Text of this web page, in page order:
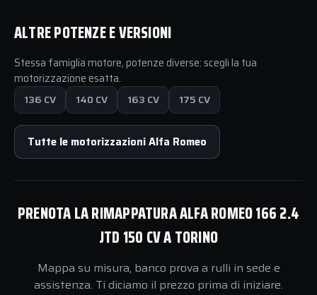
ALTRE POTENZE E VERSIONI
Stessa famiglia motore, potenze diverse: scegli la tua
motorizzazione esatta.
136 CV
140 CV 163 CV 175 CV
Tutte le motorizzazioni Alfa Romeo
PRENOTA LA RIMAPPATURA ALFA ROMEO 166 2.4
JTD 150 CV A TORINO
Mappa su misura, banco prova a rulli in sede e
assistenza. Ti diciamo il prezzo prima di iniziare.